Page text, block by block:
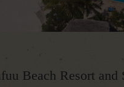
Beach Resort and